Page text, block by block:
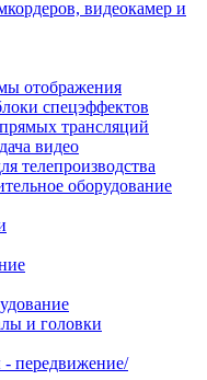
видеокамер и
отображения
спецэффектов
трансляций
видео
телепроизводства
оборудование
и головки
передвижение/